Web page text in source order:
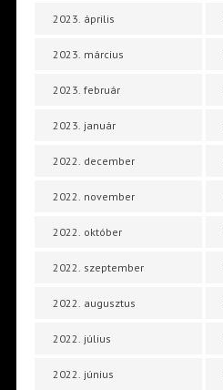
2023. április
2023. március
2023. február
2023. január
2022. december
2022. november
2022. október
2022. szeptember
2022. augusztus
2022. július
2022. június